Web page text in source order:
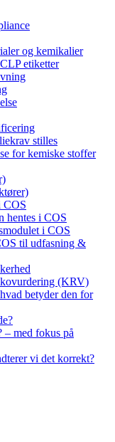
og kemikalier
etiketter
stilles
for kemiske stoffer
COS
hentes i COS
i COS
til udfasning &
(KRV)
betyder den for
med fokus på
vi det korrekt?